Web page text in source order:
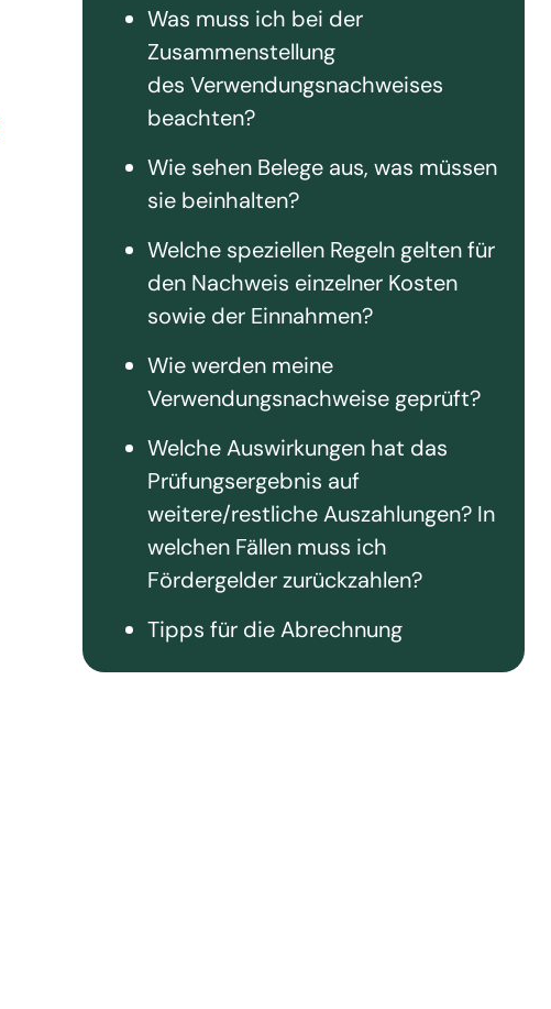
Was muss ich bei der
Zusammenstellung
des Verwendungsnachweises
beachten?
Wie sehen Belege aus, was müssen
sie beinhalten?
Welche speziellen Regeln gelten für
den Nachweis einzelner Kosten
sowie der Einnahmen?
Wie werden meine
Verwendungsnachweise geprüft?
Welche Auswirkungen hat das
Prüfungsergebnis auf
weitere/restliche Auszahlungen? In
welchen Fällen muss ich
Fördergelder zurückzahlen?
Tipps für die Abrechnung